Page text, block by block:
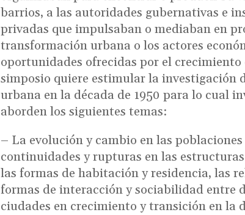
barrios, a las autoridades gubernativas e
privadas que impulsaban o mediaban en
transformación urbana o los actores
oportunidades ofrecidas por el crecimiento
simposio quiere estimular la investigación
urbana en la década de 1950 para lo cual
aborden los siguientes temas:
– La evolución y cambio en las
continuidades y rupturas en las
las formas de habitación y residencia, las
formas de interacción y sociabilidad entre
ciudades en crecimiento y transición en la